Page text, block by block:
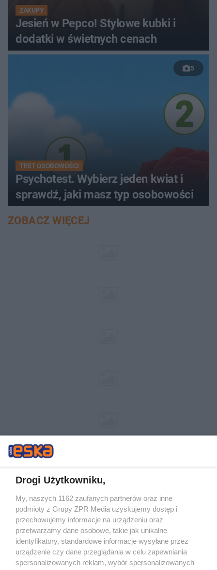
ZAKUPY
Jesień w Pepco! Stylowe kubki i
dodatki w świetnych cenach
5
TEST OSOBOWOŚCI
Psychotest. Wybierz jeden kwiat i
sprawdź, jaki masz typ osobowości
ZOBACZ WIĘCEJ
Żaden utwór zamieszczony w serwisie nie może być powielany i
rozpowszechniany lub dalej rozpowszechniany w jakikolwiek sposób (w
tym także elektroniczny lub mechaniczny) na jakimkolwiek polu
eksploatacji w jakiejkolwiek formie, włącznie z umieszczaniem w
Internecie bez pisemnej zgody właściciela praw. Jakiekolwiek użycie lub
wykorzystanie utworów w całości lub w części z naruszeniem prawa,
tzn. bez właściwej zgody, jest zabronione pod groźbą kary i może być
ścigane prawnie.
Drogi Użytkowniku,
My, naszych 1162 zaufanych partnerów oraz inne
podmioty z Grupy ZPR Media uzyskujemy dostęp i
przechowujemy informacje na urządzeniu oraz
przetwarzamy dane osobowe, takie jak unikalne
identyfikatory, standardowe informacje wysyłane przez
urządzenie czy dane przeglądania w celu zapewniania
spersonalizowanych reklam, wybór spersonalizowanych